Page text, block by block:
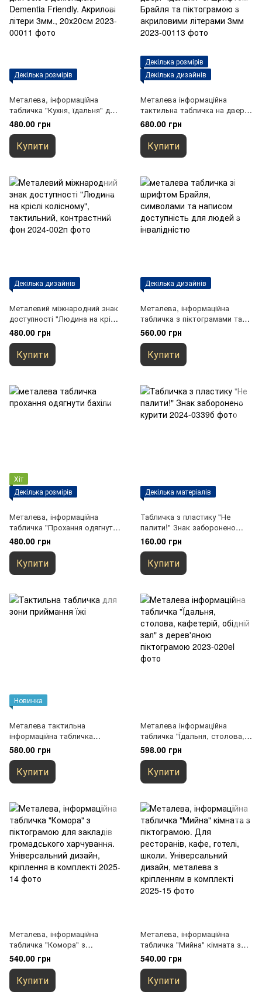
Декілька розмірів
Металева, інформаційна
табличка "Кухня, їдальня" для
осіб з деменцією. Dementia
Friendly. Акрилові літери 3мм.,
20х20см
480.00 грн
Купити
Декілька розмірів
Декілька дизайнів
Металева інформаційна
тактильна табличка на двері
"Їдальня" зі шрифтом Брайля
та піктограмою з акриловими
літерами 3мм
680.00 грн
Купити
Декілька дизайнів
Металевий міжнародний знак
доступності "Людина на кріслі
колісному", тактильний,
контрастний фон
480.00 грн
Купити
Декілька дизайнів
Металева, інформаційна
табличка з піктограмами та
текстом "Доступність для
людей з інвалідністю" та
шрифтом Брайля
560.00 грн
Купити
Хіт
Декілька розмірів
Металева, інформаційна
табличка "Прохання одягнути
бахіли", 300х100мм
480.00 грн
Купити
Декілька матеріалів
Табличка з пластику "Не
палити!" Знак заборонено
курити
160.00 грн
Купити
Новинка
Металева тактильна
інформаційна табличка
"Ресторан, кафе, їдальня,
кафетерій, столова"" 200х200
мм з піктограмою та
шрифтом Брайля. Візуальний
приміщенні
580.00 грн
Купити
Металева інформаційна
табличка "Їдальня, столова,
кафетерій, обідній зал" з
дерев'яною піктограмою
598.00 грн
Купити
Металева, інформаційна
табличка "Комора" з
піктограмою для закладів
громадського харчування.
Універсальний дизайн,
кріплення в комплекті
540.00 грн
Купити
Металева, інформаційна
табличка "Мийна" кімната з
піктограмою. Для ресторанів,
кафе, готелі, школи.
Універсальний дизайн,
металева з кріпленням в
540.00 грн
Купити